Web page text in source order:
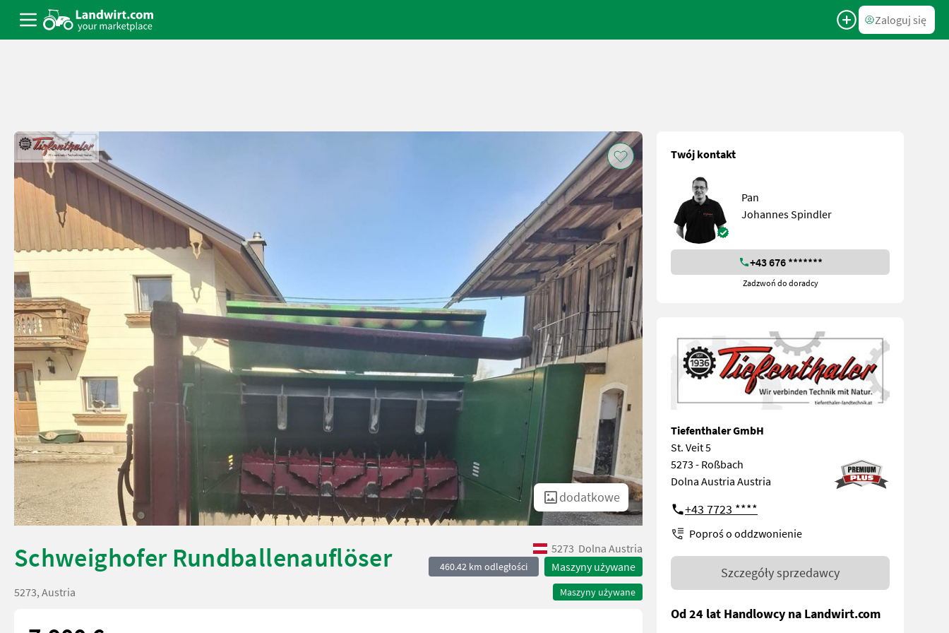
Zaloguj się
dodatkowe
Schweighofer Rundballenauflöser 5273 Dolna Austria
460.42 km odległości Maszyny używane
Maszyny używane
5273, Austria
Twój kontakt
Pan
Johannes Spindler
+43 676 *******
Zadzwoń do doradcy
Tiefenthaler GmbH
St. Veit 5
5273 - Roßbach
Dolna Austria Austria
+43 7723 ****
Poproś o oddzwonienie
Szczegóły sprzedawcy
Od 24 lat Handlowcy na Landwirt.com